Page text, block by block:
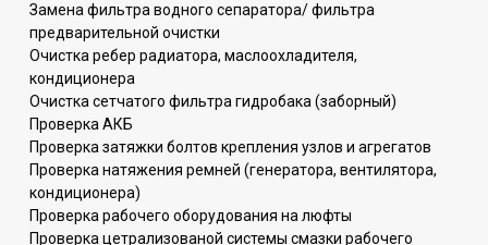
Замена фильтра водного сепаратора/ фильтра
предварительной очистки
Очистка ребер радиатора, маслоохладителя,
кондиционера
Очистка сетчатого фильтра гидробака (заборный)
Проверка АКБ
Проверка затяжки болтов крепления узлов и агрегатов
Проверка натяжения ремней (генератора, вентилятора,
кондиционера)
Проверка рабочего оборудования на люфты
Проверка цетрализованой системы смазки рабочего